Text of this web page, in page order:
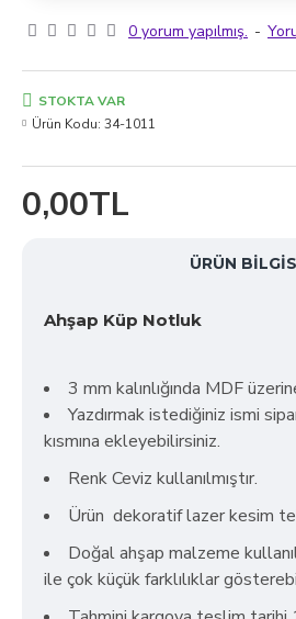
0 yorum yapılmış. -
0,00TL
STOKTA VAR
Ürün Kodu: 34-1011
ÜRÜN
Ahşap Küp Notluk
3 mm kalınlığında MDF
Yazdırmak istediğiniz ismi
kısmına ekleyebilirsiniz.
Renk Ceviz kullanılmıştır.
Ürün dekoratif lazer kesim
Doğal ahşap malzeme
ile çok küçük farklılıklar